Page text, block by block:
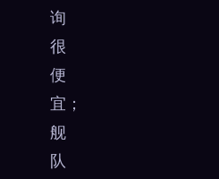
询
很
便
宜；
舰
队